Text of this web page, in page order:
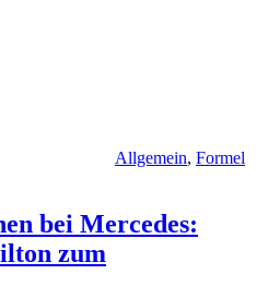
Allgemein, Formel
bei Mercedes:
zum